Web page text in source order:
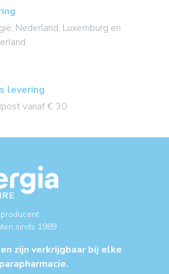
Nederland, Luxemburg en
levering
vanaf € 30
sinds 1989
zijn verkrijgbaar bij elke